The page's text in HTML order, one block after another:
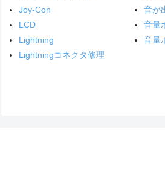
Joy-Con
LCD
Lightning
Lightningコネクタ修理
音が
音量
音量